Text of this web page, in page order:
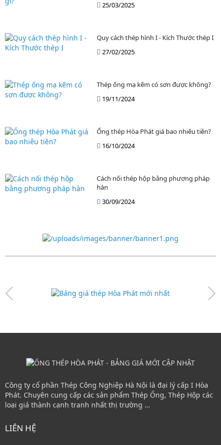
25/03/2025
Quy cách thép hình I - Kích Thước thép I
27/02/2025
Thép ống mạ kẽm có sơn được không?
19/11/2024
Ống thép Hòa Phát giá bao nhiêu tiền?
16/10/2024
Cách nối thép hộp bằng phương pháp
hàn
30/09/2024
Công ty cổ phần Thép Công Nghiệp Hà Nội là đại lý cấp I Hòa
Phát. Chuyên cung cấp các sản phẩm Thép Ống, Thép Hộp các
loại giá thành cạnh tranh nhất thị trường …
LIÊN HỆ